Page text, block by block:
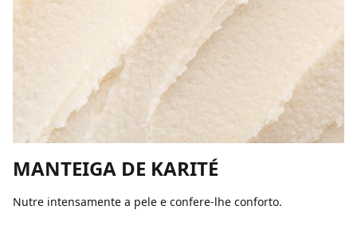
MANTEIGA DE KARITÉ
Nutre intensamente a pele e confere-lhe conforto.